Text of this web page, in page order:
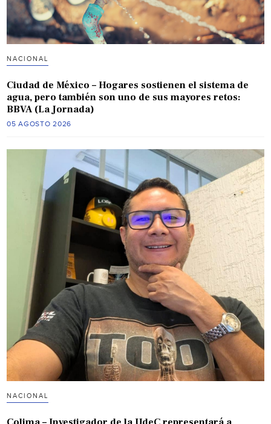
NACIONAL
Ciudad de México – Hogares sostienen el sistema de
agua, pero también son uno de sus mayores retos:
BBVA (La Jornada)
05 AGOSTO 2026
NACIONAL